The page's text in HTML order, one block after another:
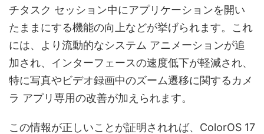
チタスク セッション中にアプリケーションを開い
たままにする機能の向上などが挙げられます。これ
には、より流動的なシステム アニメーションが追
加され、インターフェースの速度低下が軽減され、
特に写真やビデオ録画中のズーム遷移に関するカメ
ラ アプリ専用の改善が加えられます。
この情報が正しいことが証明されれば、ColorOS 17